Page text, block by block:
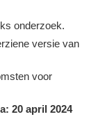
onderzoek.
versie van
voor
20 april 2024